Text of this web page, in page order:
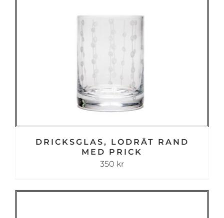
DRICKSGLAS, LODRÄT RAND
MED PRICK
350 kr